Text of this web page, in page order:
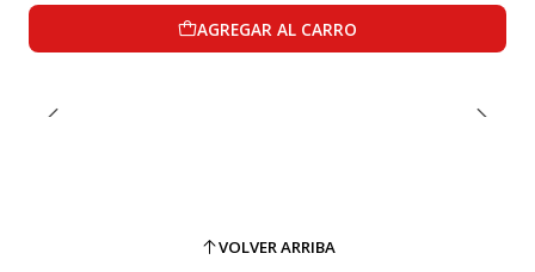
AGREGAR AL CARRO
VOLVER ARRIBA